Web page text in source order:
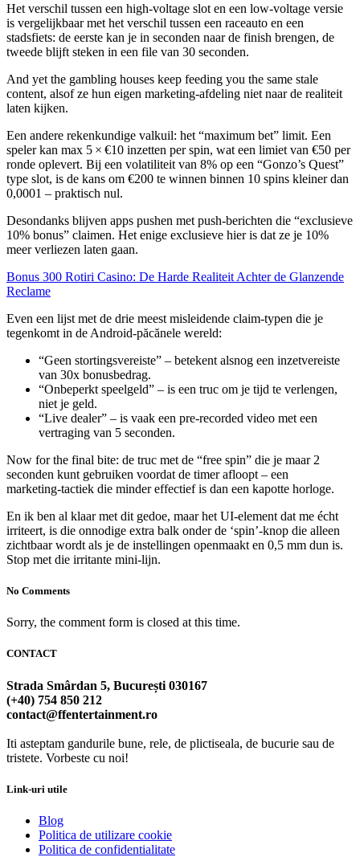
Het verschil tussen een high‑voltage slot en een low‑voltage versie
is vergelijkbaar met het verschil tussen een raceauto en een
stadsfiets: de eerste kan je in seconden naar de finish brengen, de
tweede blijft steken in een file van 30 seconden.
And yet the gambling houses keep feeding you the same stale
content, alsof ze hun eigen marketing‑afdeling niet naar de realiteit
laten kijken.
Een andere rekenkundige valkuil: het “maximum bet” limit. Een
speler kan max 5 × €10 inzetten per spin, wat een limiet van €50 per
ronde oplevert. Bij een volatiliteit van 8% op een “Gonzo’s Quest”
type slot, is de kans om €200 te winnen binnen 10 spins kleiner dan
0,0001 – praktisch nul.
Desondanks blijven apps pushen met push‑berichten die “exclusieve
10% bonus” claimen. Het enige exclusieve hier is dat ze je 10%
meer verliezen laten gaan.
Bonus 300 Rotiri Casino: De Harde Realiteit Achter de Glanzende
Reclame
Even een lijst met de drie meest misleidende claim‑typen die je
tegenkomt in de Android‑păcănele wereld:
“Geen stortingsvereiste” – betekent alsnog een inzetvereiste
van 30x bonusbedrag.
“Onbeperkt speelgeld” – is een truc om je tijd te verlengen,
niet je geld.
“Live dealer” – is vaak een pre‑recorded video met een
vertraging van 5 seconden.
Now for the final bite: de truc met de “free spin” die je maar 2
seconden kunt gebruiken voordat de timer afloopt – een
marketing‑tactiek die minder effectief is dan een kapotte horloge.
En ik ben al klaar met dit gedoe, maar het UI‑element dat me écht
irriteert, is die onnodige extra balk onder de ‘spin’-knop die alleen
zichtbaar wordt als je de instellingen openmaakt en 0,5 mm dun is.
Stop met die irritante mini‑lijn.
No Comments
Sorry, the comment form is closed at this time.
CONTACT
Strada Smârdan 5, București 030167
(+40) 754 850 212
contact@ffentertainment.ro
Iti asteptam gandurile bune, rele, de plictiseala, de bucurie sau de
tristete. Vorbeste cu noi!
Link-uri utile
Blog
Politica de utilizare cookie
Politica de confidentialitate